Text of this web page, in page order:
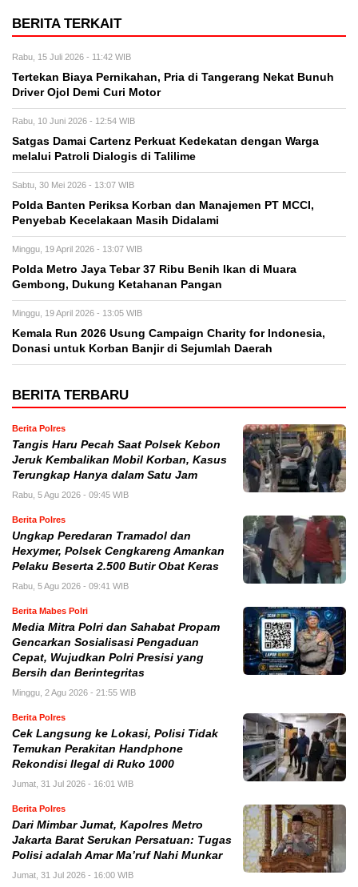
BERITA TERKAIT
Rabu, 15 Juli 2026 - 11:42 WIB
Tertekan Biaya Pernikahan, Pria di Tangerang Nekat Bunuh
Driver Ojol Demi Curi Motor
Rabu, 10 Juni 2026 - 12:54 WIB
Satgas Damai Cartenz Perkuat Kedekatan dengan Warga
melalui Patroli Dialogis di Talilime
Sabtu, 30 Mei 2026 - 13:07 WIB
Polda Banten Periksa Korban dan Manajemen PT MCCI,
Penyebab Kecelakaan Masih Didalami
Minggu, 19 April 2026 - 13:07 WIB
Polda Metro Jaya Tebar 37 Ribu Benih Ikan di Muara
Gembong, Dukung Ketahanan Pangan
Minggu, 19 April 2026 - 13:05 WIB
Kemala Run 2026 Usung Campaign Charity for Indonesia,
Donasi untuk Korban Banjir di Sejumlah Daerah
BERITA TERBARU
Berita Polres
Tangis Haru Pecah Saat Polsek Kebon
Jeruk Kembalikan Mobil Korban, Kasus
Terungkap Hanya dalam Satu Jam
Rabu, 5 Agu 2026 - 09:45 WIB
Berita Polres
Ungkap Peredaran Tramadol dan
Hexymer, Polsek Cengkareng Amankan
Pelaku Beserta 2.500 Butir Obat Keras
Rabu, 5 Agu 2026 - 09:41 WIB
Berita Mabes Polri
Media Mitra Polri dan Sahabat Propam
Gencarkan Sosialisasi Pengaduan
Cepat, Wujudkan Polri Presisi yang
Bersih dan Berintegritas
Minggu, 2 Agu 2026 - 21:55 WIB
Berita Polres
Cek Langsung ke Lokasi, Polisi Tidak
Temukan Perakitan Handphone
Rekondisi Ilegal di Ruko 1000
Jumat, 31 Jul 2026 - 16:01 WIB
Berita Polres
Dari Mimbar Jumat, Kapolres Metro
Jakarta Barat Serukan Persatuan: Tugas
Polisi adalah Amar Ma’ruf Nahi Munkar
Jumat, 31 Jul 2026 - 16:00 WIB